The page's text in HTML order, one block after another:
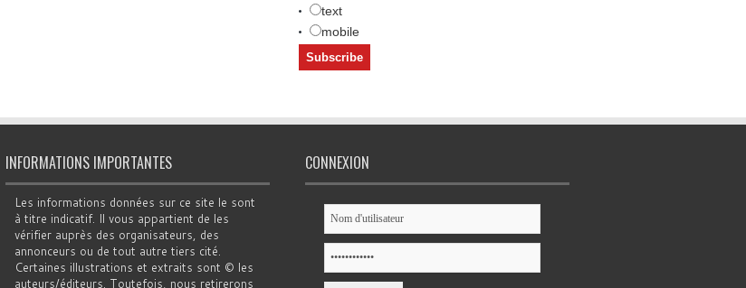
text
mobile
INFORMATIONS IMPORTANTES
Les informations données sur ce site le sont
à titre indicatif. Il vous appartient de les
vérifier auprès des organisateurs, des
annonceurs ou de tout autre tiers cité.
Certaines illustrations et extraits sont © les
auteurs/éditeurs. Toutefois, nous retirerons
CONNEXION